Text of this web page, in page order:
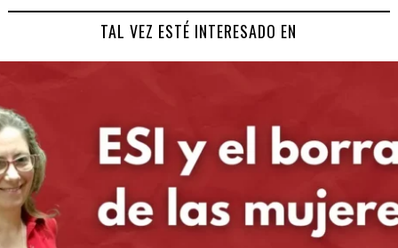
TAL VEZ ESTÉ INTERESADO EN